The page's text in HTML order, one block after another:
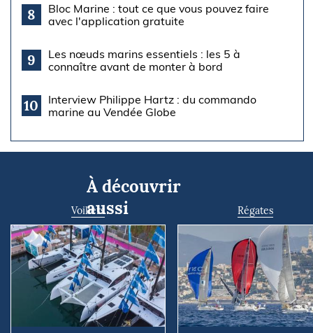
8
Bloc Marine : tout ce que vous pouvez faire
avec l'application gratuite
9
Les nœuds marins essentiels : les 5 à
connaître avant de monter à bord
10
Interview Philippe Hartz : du commando
marine au Vendée Globe
À découvrir
aussi
Voiliers Régates